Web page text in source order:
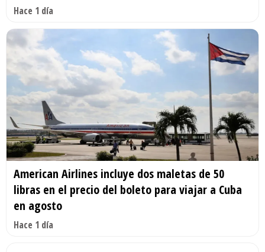
Hace 1 día
American Airlines incluye dos maletas de 50
libras en el precio del boleto para viajar a Cuba
en agosto
Hace 1 día